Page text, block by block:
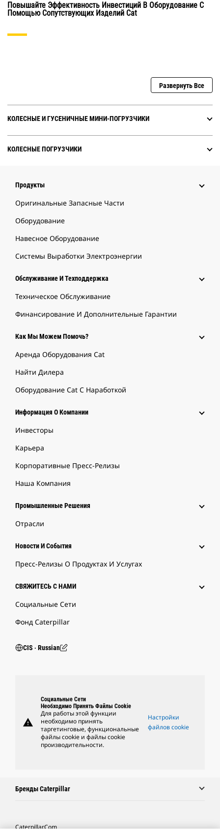
Повышайте Эффективность Инвестиций В Оборудование С
Помощью Сопутствующих Изделий Cat
Развернуть Все
КОЛЕСНЫЕ И ГУСЕНИЧНЫЕ МИНИ-ПОГРУЗЧИКИ
КОЛЕСНЫЕ ПОГРУЗЧИКИ
Продукты
Оригинальные Запасные Части
Оборудование
Навесное Оборудование
Системы Выработки Электроэнергии
Обслуживание И Техподдержка
Техническое Обслуживание
Финансирование И Дополнительные Гарантии
Как Мы Можем Помочь?
Аренда Оборудования Cat
Найти Дилера
Оборудование Cat С Наработкой
Информация О Компании
Инвесторы
Карьера
Корпоративные Пресс-Релизы
Наша Компания
Промышленные Решения
Отрасли
Новости И События
Пресс-Релизы О Продуктах И Услугах
СВЯЖИТЕСЬ С НАМИ
Социальные Сети
Фонд Caterpillar
CIS ‧ Russian
warning
Социальные Сети
Необходимо Принять Файлы Cookie
Для работы этой функции
необходимо принять
таргетинговые, функциональные
файлы cookie и файлы cookie
производительности.
Настройки
файлов cookie
Бренды Caterpillar
Caterpillar.com